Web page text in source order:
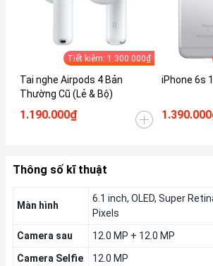
Tiết kiệm: 1.300.000₫
Tai nghe Airpods 4 Bản
Thường Cũ (Lẻ & Bộ)
1.190.000₫
iPhone 6s
Thông số kĩ thuật
Màn hình
6.1 inch, OLED, Super
Pixels
Camera sau
12.0 MP + 12.0 MP
Camera Selfie
12.0 MP